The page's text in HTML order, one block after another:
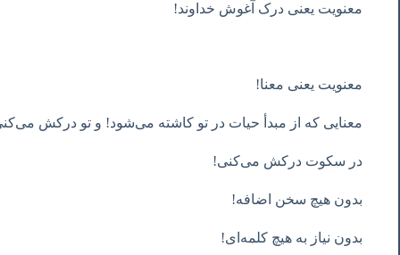
معنویت یعنی درک آغوش خداوند!
معنویت یعنی معنا!
معنایی که از مبدأ حیات در تو کاشته می‌شود! و تو درکش
در سکوت درکش می‌کنی!
بدون هیچ سخن اضافه!
بدون نیاز به هیچ کلمه‌ای!